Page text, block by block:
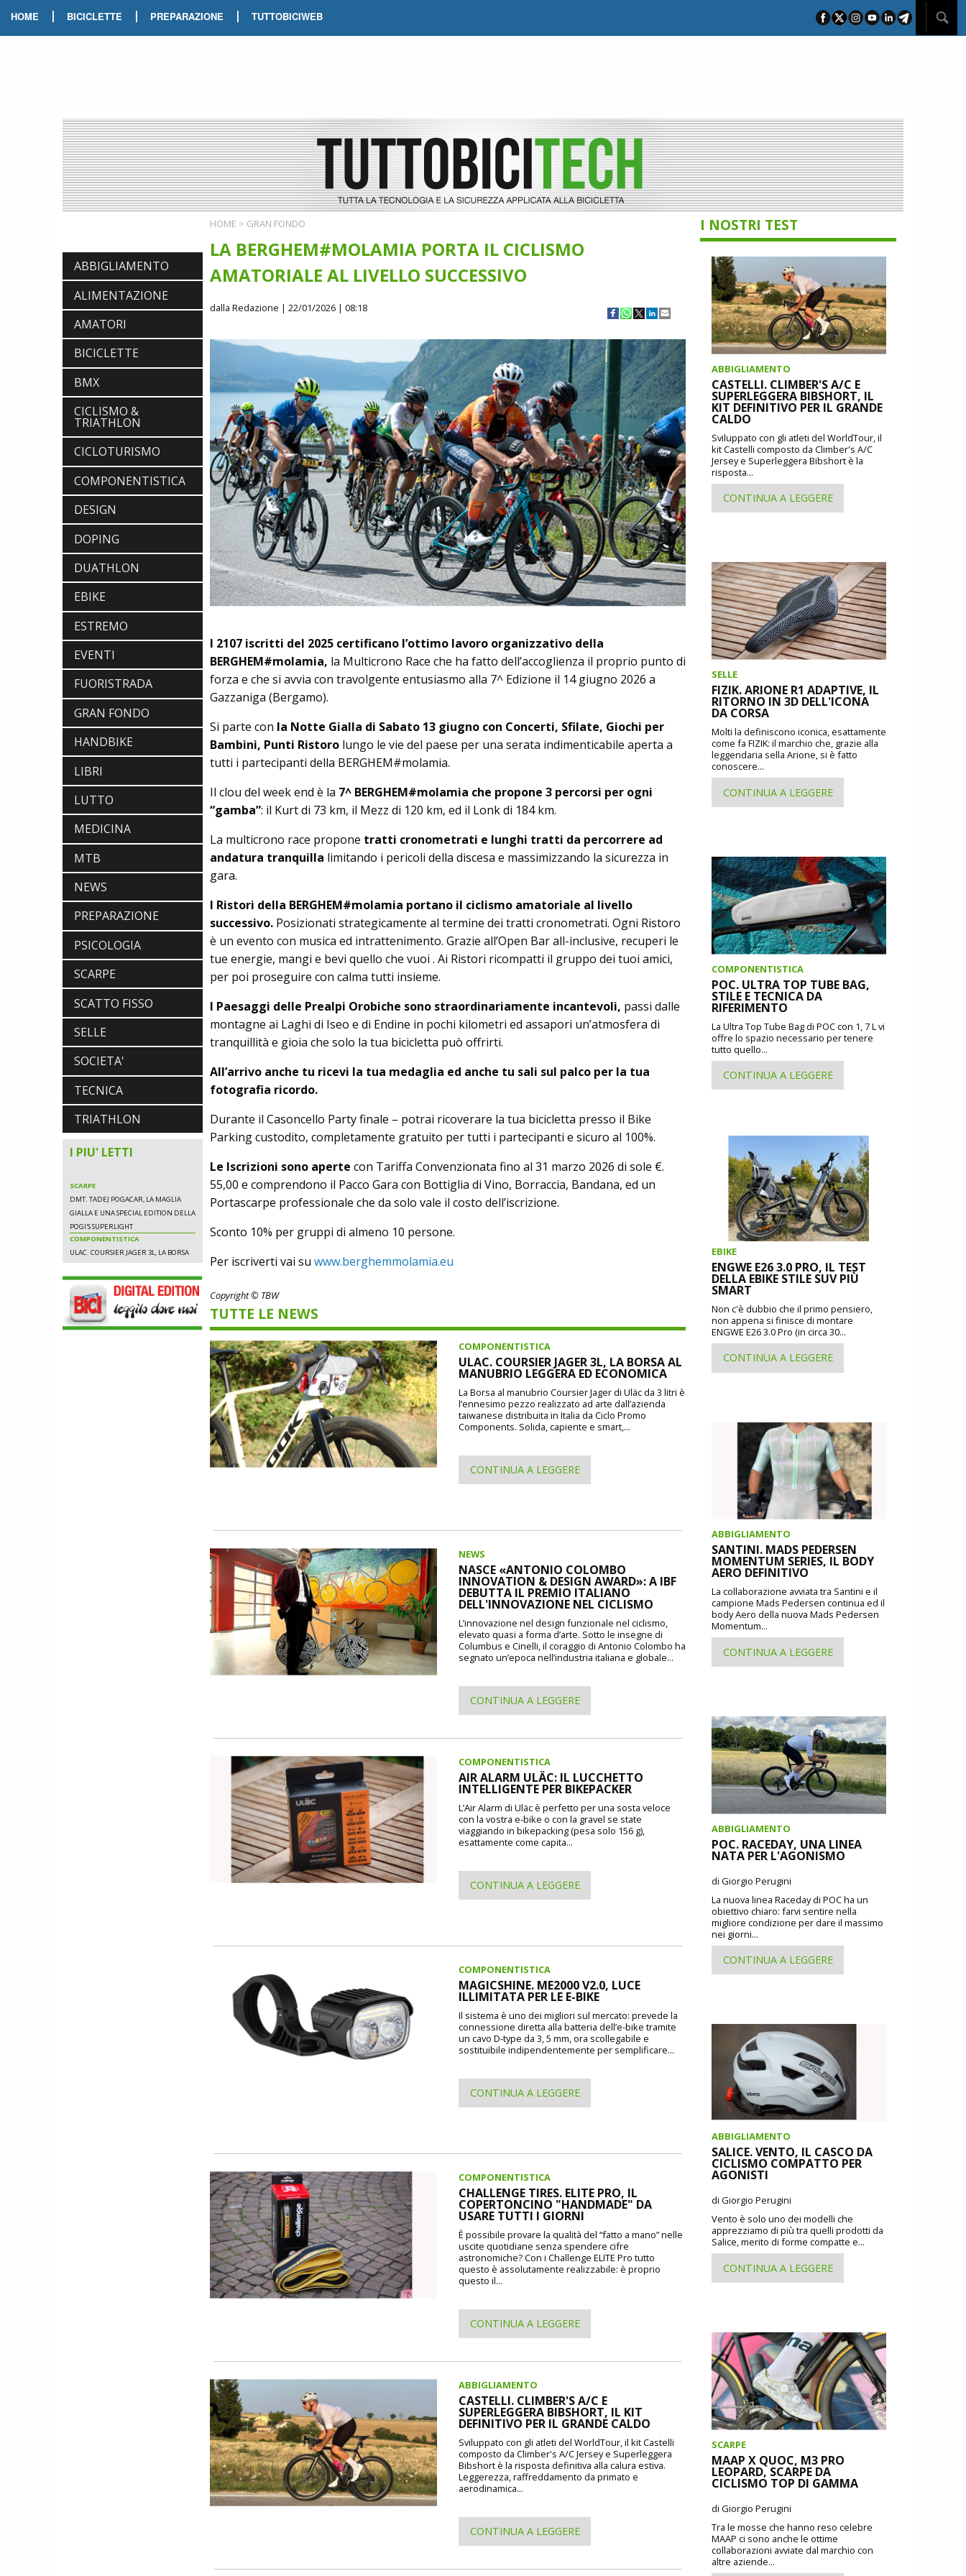
HOME | BICICLETTE | PREPARAZIONE | TUTTOBICIWEB
ABBIGLIAMENTO
ALIMENTAZIONE
AMATORI
BICICLETTE
BMX
CICLISMO &
TRIATHLON
CICLOTURISMO
COMPONENTISTICA
DESIGN
DOPING
DUATHLON
EBIKE
ESTREMO
EVENTI
FUORISTRADA
GRAN FONDO
HANDBIKE
LIBRI
LUTTO
MEDICINA
MTB
NEWS
PREPARAZIONE
PSICOLOGIA
SCARPE
SCATTO FISSO
SELLE
SOCIETA'
TECNICA
TRIATHLON
I PIU' LETTI
DMT. TADEJ POGACAR, LA MAGLIA
POGI'S SUPERLIGHT
COMPONENTISTICA
ULAC. COURSIER JAGER 3L, LA BORSA
AL MANUBRIO LEGGERA ED
ECONOMICA
NALINI. APPUNTAMENTO A IBF PER
DMT. TADEJ POGACAR, LA MAGLIA
GIALLA E UNA SPECIAL EDITION DELLA
POGI'S SUPERLIGHT
COMPONENTISTICA
ULAC. COURSIER JAGER 3L, LA BORSA
AL MANUBRIO LEGGERA ED
ECONOMICA
ABBIGLIAMENTO
NALINI. APPUNTAMENTO A IBF PER
SCOPRIRE IL PRIMO PANTALONCINO
CON AIRBAG INTEGRATO
HOME > GRAN FONDO
LA BERGHEM#MOLAMIA PORTA IL CICLISMO
AMATORIALE AL LIVELLO SUCCESSIVO
dalla Redazione | 22/01/2026 | 08:18
I 2107 iscritti del 2025 certificano l’ottimo lavoro organizzativo della
BERGHEM#molamia, la Multicrono Race che ha fatto dell’accoglienza il proprio punto di
forza e che si avvia con travolgente entusiasmo alla 7^ Edizione il 14 giugno 2026 a
Gazzaniga (Bergamo).
Si parte con la Notte Gialla di Sabato 13 giugno con Concerti, Sfilate, Giochi per
Bambini, Punti Ristoro lungo le vie del paese per una serata indimenticabile aperta a
tutti i partecipanti della BERGHEM#molamia.
Il clou del week end è la 7^ BERGHEM#molamia che propone 3 percorsi per ogni
“gamba”: il Kurt di 73 km, il Mezz di 120 km, ed il Lonk di 184 km.
La multicrono race propone tratti cronometrati e lunghi tratti da percorrere ad
andatura tranquilla limitando i pericoli della discesa e massimizzando la sicurezza in
gara.
I Ristori della BERGHEM#molamia portano il ciclismo amatoriale al livello
successivo. Posizionati strategicamente al termine dei tratti cronometrati. Ogni Ristoro
è un evento con musica ed intrattenimento. Grazie all’Open Bar all-inclusive, recuperi le
tue energie, mangi e bevi quello che vuoi . Ai Ristori ricompatti il gruppo dei tuoi amici,
per poi proseguire con calma tutti insieme.
I Paesaggi delle Prealpi Orobiche sono straordinariamente incantevoli, passi dalle
montagne ai Laghi di Iseo e di Endine in pochi kilometri ed assapori un’atmosfera di
tranquillità e gioia che solo la tua bicicletta può offrirti.
All’arrivo anche tu ricevi la tua medaglia ed anche tu sali sul palco per la tua
fotografia ricordo.
Durante il Casoncello Party finale – potrai ricoverare la tua bicicletta presso il Bike
Parking custodito, completamente gratuito per tutti i partecipanti e sicuro al 100%.
Le Iscrizioni sono aperte con Tariffa Convenzionata fino al 31 marzo 2026 di sole €.
55,00 e comprendono il Pacco Gara con Bottiglia di Vino, Borraccia, Bandana, ed un
Portascarpe professionale che da solo vale il costo dell’iscrizione.
Sconto 10% per gruppi di almeno 10 persone.
Per iscriverti vai su www.berghemmolamia.eu
Copyright © TBW
TUTTE LE NEWS
COMPONENTISTICA
ULAC. COURSIER JAGER 3L, LA BORSA AL
MANUBRIO LEGGERA ED ECONOMICA
La Borsa al manubrio Coursier Jager di Uläc da 3 litri è
l’ennesimo pezzo realizzato ad arte dall’azienda
taiwanese distribuita in Italia da Ciclo Promo
Components. Solida, capiente e smart,...
CONTINUA A LEGGERE
NEWS
NASCE «ANTONIO COLOMBO
INNOVATION & DESIGN AWARD»: A IBF
DEBUTTA IL PREMIO ITALIANO
DELL'INNOVAZIONE NEL CICLISMO
L’innovazione nel design funzionale nel ciclismo,
elevato quasi a forma d’arte. Sotto le insegne di
Columbus e Cinelli, il coraggio di Antonio Colombo ha
segnato un’epoca nell’industria italiana e globale...
CONTINUA A LEGGERE
COMPONENTISTICA
AIR ALARM ULÄC: IL LUCCHETTO
INTELLIGENTE PER BIKEPACKER
L’Air Alarm di Uläc è perfetto per una sosta veloce
con la vostra e-bike o con la gravel se state
viaggiando in bikepacking (pesa solo 156 g),
esattamente come capita...
CONTINUA A LEGGERE
COMPONENTISTICA
MAGICSHINE. ME2000 V2.0, LUCE
ILLIMITATA PER LE E-BIKE
Il sistema è uno dei migliori sul mercato: prevede la
connessione diretta alla batteria dell’e-bike tramite
un cavo D-type da 3, 5 mm, ora scollegabile e
sostituibile indipendentemente per semplificare...
CONTINUA A LEGGERE
COMPONENTISTICA
CHALLENGE TIRES. ELITE PRO, IL
COPERTONCINO "HANDMADE" DA
USARE TUTTI I GIORNI
È possibile provare la qualità del “fatto a mano” nelle
uscite quotidiane senza spendere cifre
astronomiche? Con i Challenge ELITE Pro tutto
questo è assolutamente realizzabile: è proprio
questo il...
CONTINUA A LEGGERE
ABBIGLIAMENTO
CASTELLI. CLIMBER'S A/C E
SUPERLEGGERA BIBSHORT, IL KIT
DEFINITIVO PER IL GRANDE CALDO
Sviluppato con gli atleti del WorldTour, il kit Castelli
composto da Climber's A/C Jersey e Superleggera
Bibshort è la risposta definitiva alla calura estiva.
Leggerezza, raffreddamento da primato e
aerodinamica...
CONTINUA A LEGGERE
I NOSTRI TEST
ABBIGLIAMENTO
CASTELLI. CLIMBER'S A/C E
SUPERLEGGERA BIBSHORT, IL
KIT DEFINITIVO PER IL GRANDE
CALDO
Sviluppato con gli atleti del WorldTour, il
kit Castelli composto da Climber's A/C
Jersey e Superleggera Bibshort è la
risposta...
CONTINUA A LEGGERE
SELLE
FIZIK. ARIONE R1 ADAPTIVE, IL
RITORNO IN 3D DELL'ICONA
DA CORSA
Molti la definiscono iconica, esattamente
come fa FIZIK: il marchio che, grazie alla
leggendaria sella Arione, si è fatto
conoscere...
CONTINUA A LEGGERE
COMPONENTISTICA
POC. ULTRA TOP TUBE BAG,
STILE E TECNICA DA
RIFERIMENTO
La Ultra Top Tube Bag di POC con 1, 7 L vi
offre lo spazio necessario per tenere
tutto quello...
CONTINUA A LEGGERE
EBIKE
ENGWE E26 3.0 PRO, IL TEST
DELLA EBIKE STILE SUV PIÙ
SMART
Non c'è dubbio che il primo pensiero,
non appena si finisce di montare
ENGWE E26 3.0 Pro (in circa 30...
CONTINUA A LEGGERE
ABBIGLIAMENTO
SANTINI. MADS PEDERSEN
MOMENTUM SERIES, IL BODY
AERO DEFINITIVO
La collaborazione avviata tra Santini e il
campione Mads Pedersen continua ed il
body Aero della nuova Mads Pedersen
Momentum...
CONTINUA A LEGGERE
ABBIGLIAMENTO
POC. RACEDAY, UNA LINEA
NATA PER L'AGONISMO
di Giorgio Perugini
La nuova linea Raceday di POC ha un
obiettivo chiaro: farvi sentire nella
migliore condizione per dare il massimo
nei giorni...
CONTINUA A LEGGERE
ABBIGLIAMENTO
SALICE. VENTO, IL CASCO DA
CICLISMO COMPATTO PER
AGONISTI
di Giorgio Perugini
Vento è solo uno dei modelli che
apprezziamo di più tra quelli prodotti da
Salice, merito di forme compatte e...
CONTINUA A LEGGERE
SCARPE
MAAP X QUOC, M3 PRO
LEOPARD, SCARPE DA
CICLISMO TOP DI GAMMA
di Giorgio Perugini
Tra le mosse che hanno reso celebre
MAAP ci sono anche le ottime
collaborazioni avviate dal marchio con
altre aziende...